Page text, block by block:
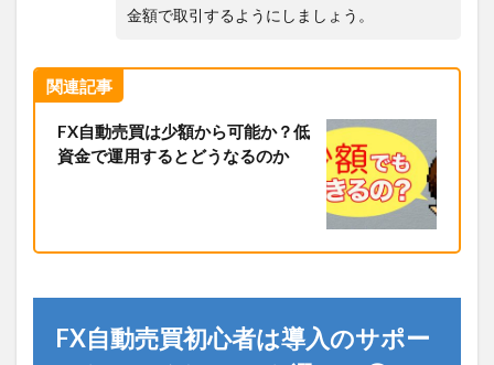
金額で取引するようにしましょう。
関連記事
FX自動売買は少額から可能か？低
資金で運用するとどうなるのか
FX自動売買初心者は導入のサポー